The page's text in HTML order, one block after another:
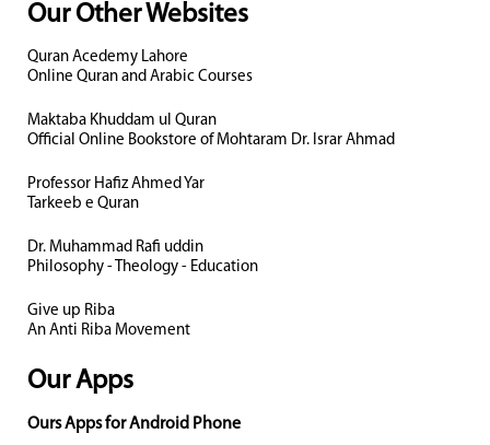
Our Other Websites
Quran Acedemy Lahore
Online Quran and Arabic Courses
Maktaba Khuddam ul Quran
Official Online Bookstore of Mohtaram Dr. Israr Ahmad
Professor Hafiz Ahmed Yar
Tarkeeb e Quran
Dr. Muhammad Rafi uddin
Philosophy - Theology - Education
Give up Riba
An Anti Riba Movement
Our Apps
Ours Apps for Android Phone